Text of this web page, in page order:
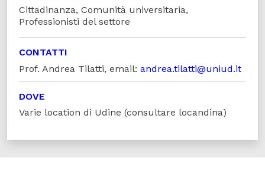
Cittadinanza, Comunità universitaria,
Professionisti del settore
CONTATTI
Prof. Andrea Tilatti, email: andrea.tilatti@uniud.it
DOVE
Varie location di Udine (consultare locandina)